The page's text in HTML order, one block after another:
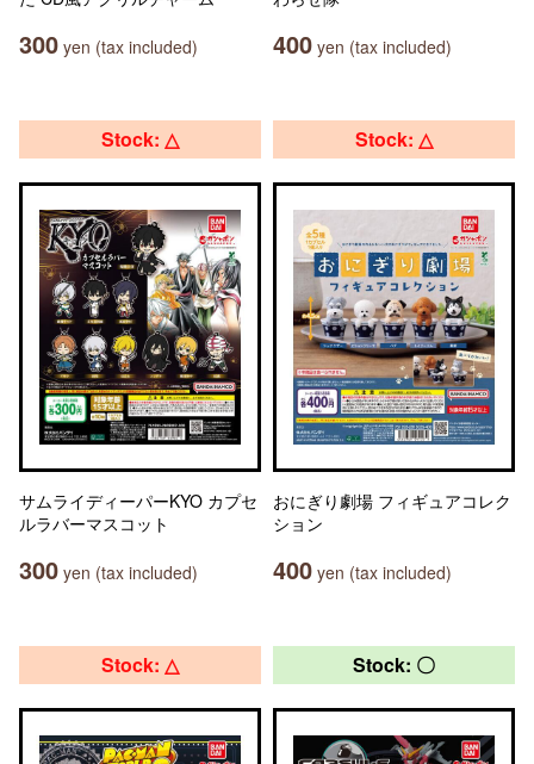
300 yen (tax included) 400 yen (tax included)
Stock: △
サムライディーパーKYO カプセ
ルラバーマスコット
300 yen (tax included)
Stock: △
おにぎり劇場 フィギュアコレク
ション
400 yen (tax included)
Stock: △ Stock: 〇